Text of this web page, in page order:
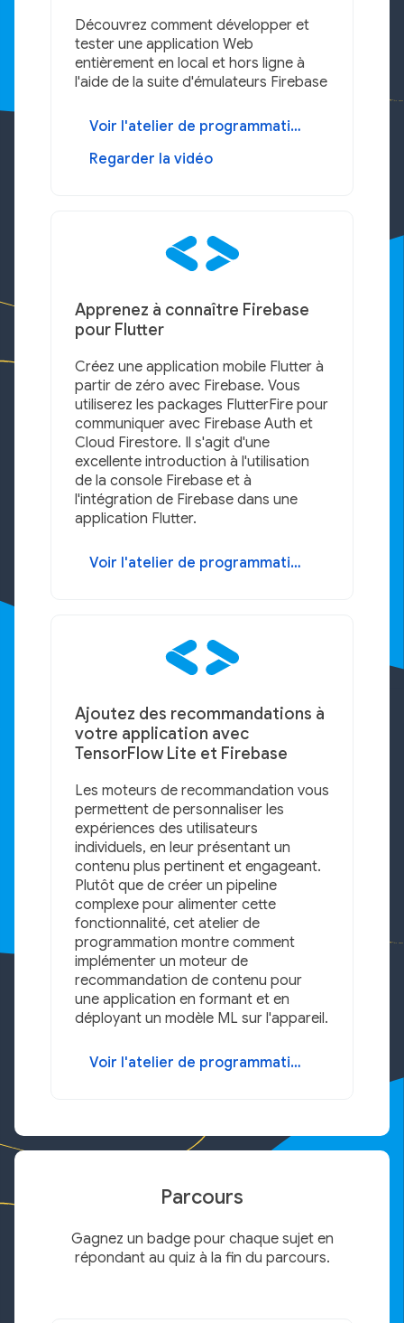
Découvrez comment développer et
tester une application Web
entièrement en local et hors ligne à
l'aide de la suite d'émulateurs Firebase
Voir l'atelier de programmation
Regarder la vidéo
Apprenez à connaître Firebase
pour Flutter
Créez une application mobile Flutter à
partir de zéro avec Firebase. Vous
utiliserez les packages FlutterFire pour
communiquer avec Firebase Auth et
Cloud Firestore. Il s'agit d'une
excellente introduction à l'utilisation
de la console Firebase et à
l'intégration de Firebase dans une
application Flutter.
Voir l'atelier de programmation
Ajoutez des recommandations à
votre application avec
TensorFlow Lite et Firebase
Les moteurs de recommandation vous
permettent de personnaliser les
expériences des utilisateurs
individuels, en leur présentant un
contenu plus pertinent et engageant.
Plutôt que de créer un pipeline
complexe pour alimenter cette
fonctionnalité, cet atelier de
programmation montre comment
implémenter un moteur de
recommandation de contenu pour
une application en formant et en
déployant un modèle ML sur l'appareil.
Voir l'atelier de programmation
Parcours
Gagnez un badge pour chaque sujet en
répondant au quiz à la fin du parcours.